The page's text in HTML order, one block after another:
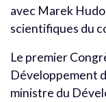
avec Marek
scientifiques du
Le premier
Développement
ministre du